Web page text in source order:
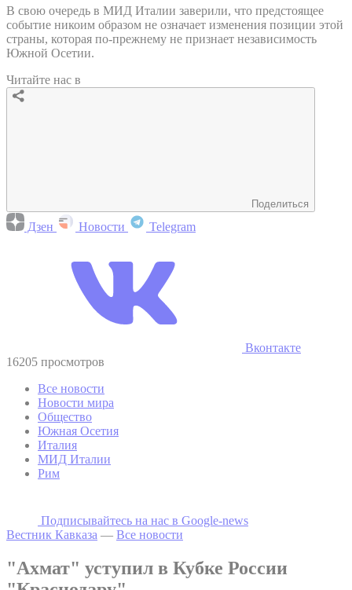
В свою очередь в МИД Италии заверили, что предстоящее
событие никоим образом не означает изменения позиции этой
страны, которая по-прежнему не признает независимость
Южной Осетии.
Читайте нас в
Поделиться
Дзен Новости Telegram
Вконтакте
16205 просмотров
Все новости
Новости мира
Общество
Южная Осетия
Италия
МИД Италии
Рим
Подписывайтесь на наc в Google-news
Вестник Кавказа — Все новости
"Ахмат" уступил в Кубке России